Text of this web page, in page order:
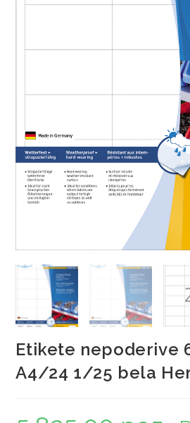
Etikete nepoderive
A4/24 1/25 bela